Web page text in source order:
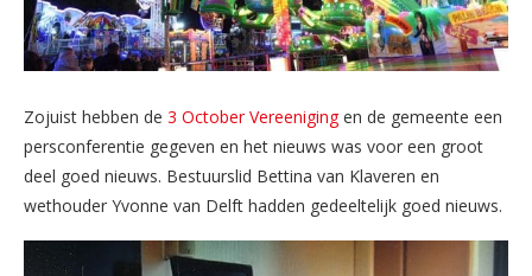
Zojuist hebben de 3 October Vereenigingen de gemeente een
persconferentie gegeven en het nieuws was voor een groot
deel goed nieuws. Bestuurslid Bettina van Klaveren en
wethouder Yvonne van Delft hadden gedeeltelijk goed nieuws.